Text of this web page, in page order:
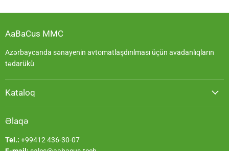
AaBaCus MMC
Azərbaycanda sənayenin avtomatlaşdırılması üçün avadanlıqların
tədarükü
Kataloq
Əlaqə
Tel.: +99412 436-30-07